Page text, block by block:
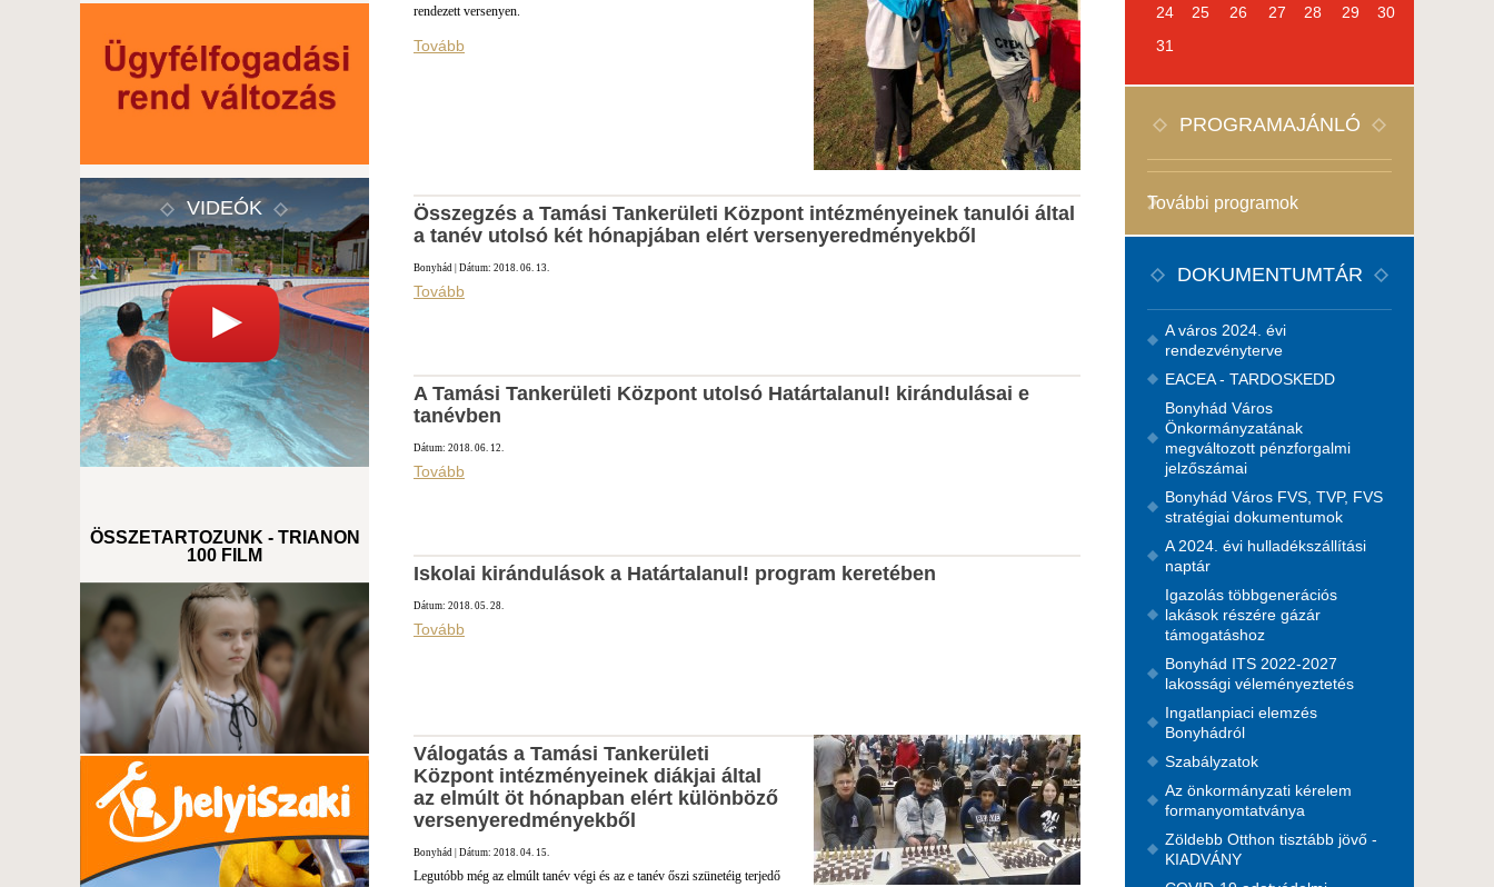
VIDEÓK
ÖSSZETARTOZUNK - TRIANON
100 FILM
rendezett versenyen.
Tovább
Összegzés a Tamási Tankerületi Központ intézményeinek tanulói által
a tanév utolsó két hónapjában elért versenyeredményekből
Bonyhád | Dátum: 2018. 06. 13.
Tovább
A Tamási Tankerületi Központ utolsó Határtalanul! kirándulásai e
tanévben
Dátum: 2018. 06. 12.
Tovább
Iskolai kirándulások a Határtalanul! program keretében
Dátum: 2018. 05. 28.
Tovább
Válogatás a Tamási Tankerületi
Központ intézményeinek diákjai által
az elmúlt öt hónapban elért különböző
versenyeredményekből
Bonyhád | Dátum: 2018. 04. 15.
Legutóbb még az elmúlt tanév végi és az e tanév őszi szünetéig terjedő
24
25 26 27 28 29
30
31
PROGRAMAJÁNLÓ
További programok
DOKUMENTUMTÁR
A város 2024. évi
rendezvényterve
EACEA - TARDOSKEDD
Bonyhád Város
Önkormányzatának
megváltozott pénzforgalmi
jelzőszámai
Bonyhád Város FVS, TVP, FVS
stratégiai dokumentumok
A 2024. évi hulladékszállítási
naptár
Igazolás többgenerációs
lakások részére gázár
támogatáshoz
Bonyhád ITS 2022-2027
lakossági véleményeztetés
Ingatlanpiaci elemzés
Bonyhádról
Szabályzatok
Az önkormányzati kérelem
formanyomtatványa
Zöldebb Otthon tisztább jövő -
KIADVÁNY